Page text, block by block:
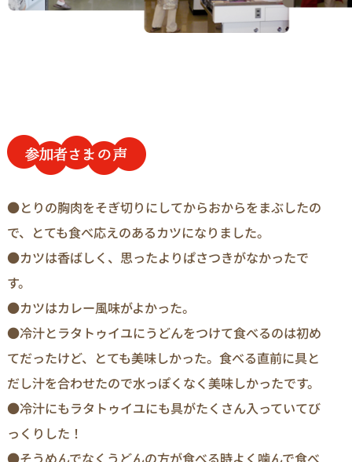
●とりの胸肉をそぎ切りにしてからおからをまぶしたの
で、とても食べ応えのあるカツになりました。
●カツは香ばしく、思ったよりぱさつきがなかったで
す。
●カツはカレー風味がよかった。
●冷汁とラタトゥイユにうどんをつけて食べるのは初め
てだったけど、とても美味しかった。食べる直前に具と
だし汁を合わせたので水っぽくなく美味しかったです。
●冷汁にもラタトゥイユにも具がたくさん入っていてび
っくりした！